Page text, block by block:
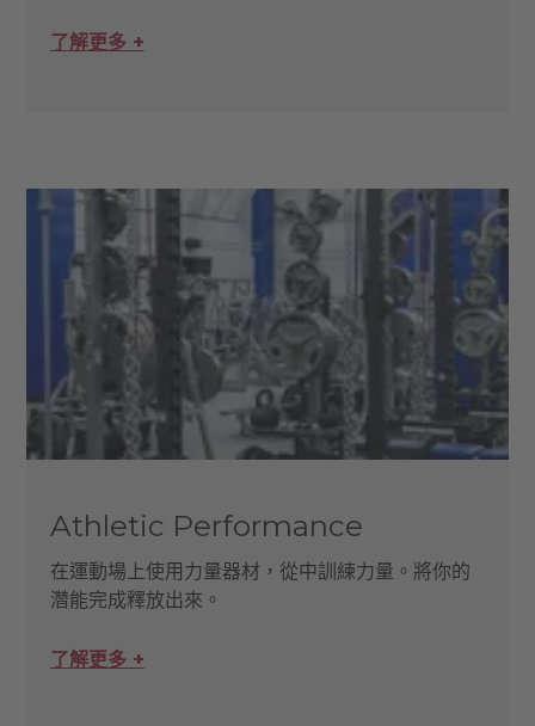
了解更多 +
Athletic Performance
在運動場上使用力量器材，從中訓練力量。將你的
濳能完成釋放出來。
了解更多 +